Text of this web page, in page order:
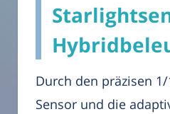
Durch den präzisen
Sensor und die